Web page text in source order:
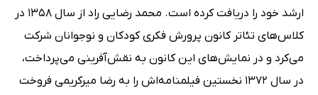
ارشد خود را دریافت کرده است. محمد رضایی راد از سال 1358 در
کلاس‌های تئاتر کانون پرورش فکری کودکان و نوجوانان شرکت
می‌کرد و در نمایش‌های این کانون به نقش‌آفرینی می‌پرداخت،
در سال 1372 نخستین فیلمنامه‌اش را به رضا میرکریمی فروخت